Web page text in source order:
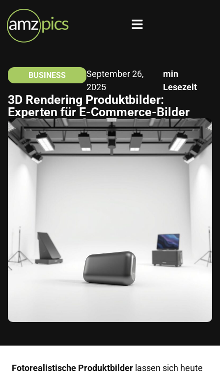
BUSINESS
September 26,
2025
min
Lesezeit
3D Rendering Produktbilder:
Experten für E-Commerce-Bilder
Fotorealistische Produktbilder lassen sich heute